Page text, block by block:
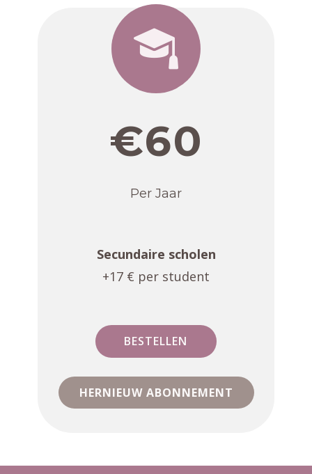
€60
Per Jaar
Secundaire scholen
+17 € per student
BESTELLEN
HERNIEUW ABONNEMENT